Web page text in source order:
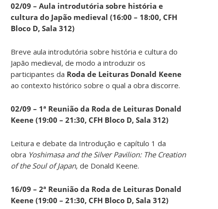
02/09 – Aula introdutória sobre história e
cultura do Japão medieval (16:00 – 18:00, CFH
Bloco D, Sala 312)
Breve aula introdutória sobre história e cultura do
Japão medieval, de modo a introduzir os
participantes da Roda de Leituras Donald Keene
ao contexto histórico sobre o qual a obra discorre.
02/09 – 1ª Reunião da Roda de Leituras Donald
Keene (19:00 – 21:30, CFH Bloco D, Sala 312)
Leitura e debate da Introdução e capítulo 1 da
obra Yoshimasa and the Silver Pavilion: The Creation
of the Soul of Japan, de Donald Keene.
16/09 – 2ª Reunião da Roda de Leituras Donald
Keene (19:00 – 21:30, CFH Bloco D, Sala 312)